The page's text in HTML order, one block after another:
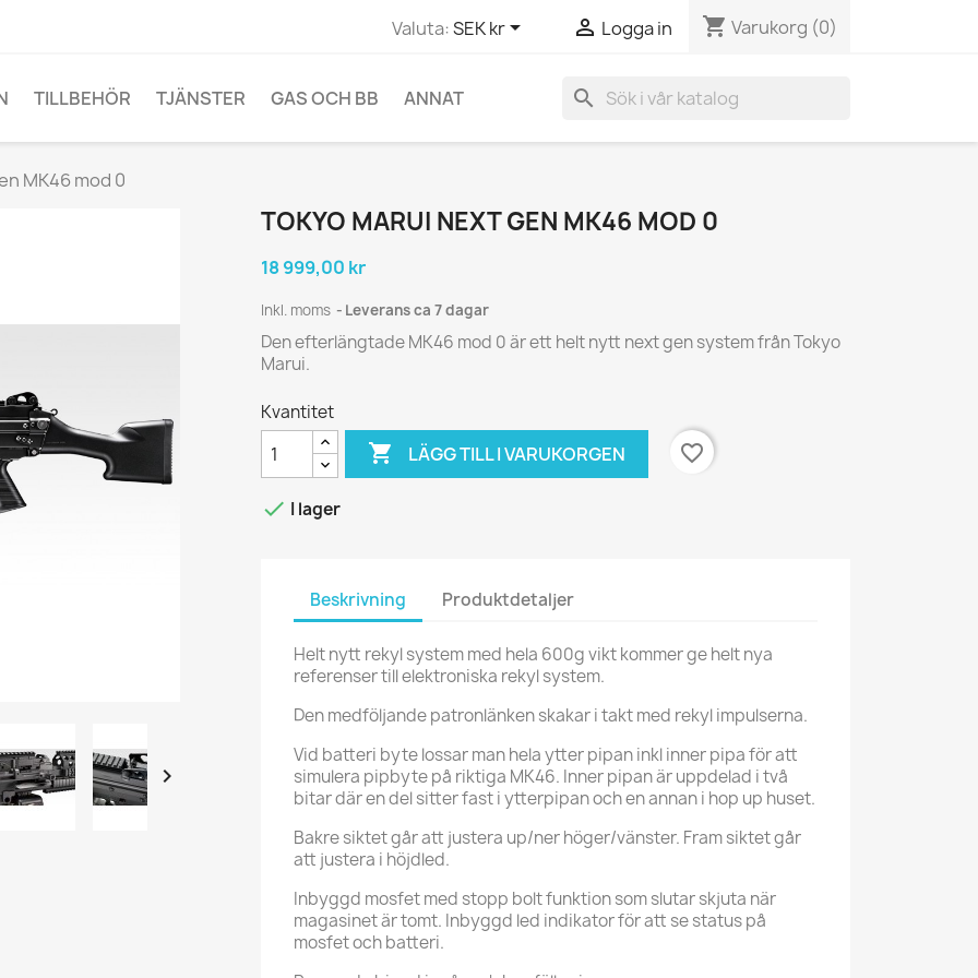
Valuta:SEK kr  Logga in shopping_cart Varukorg (0)
TILLBEHÖR TJÄNSTER GAS OCH BB ANNAT search
MK46 mod 0

TOKYO MARUI NEXT GEN MK46 MOD 0
18 999,00 kr
Inkl. moms Leverans ca 7 dagar
Den efterlängtade MK46 mod 0 är ett helt nytt next gen system från Tokyo
Marui.
Kvantitet
 LÄGG TILL I VARUKORGEN favorite_border
 I lager
Beskrivning Produktdetaljer
Helt nytt rekyl system med hela 600g vikt kommer ge helt nya
referenser till elektroniska rekyl system.
Den medföljande patronlänken skakar i takt med rekyl impulserna.
Vid batteri byte lossar man hela ytter pipan inkl inner pipa för att
simulera pipbyte på riktiga MK46. Inner pipan är uppdelad i två
bitar där en del sitter fast i ytterpipan och en annan i hop up huset.
Bakre siktet går att justera up/ner höger/vänster. Fram siktet går
att justera i höjdled.
Inbyggd mosfet med stopp bolt funktion som slutar skjuta när
magasinet är tomt. Inbyggd led indikator för att se status på
mosfet och batteri.